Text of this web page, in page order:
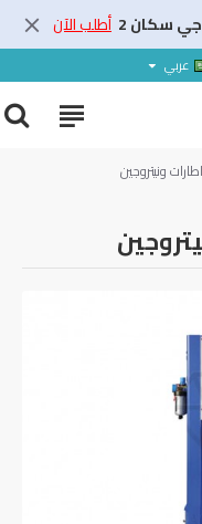
جي سكان 2 أطلب الآن
عربي